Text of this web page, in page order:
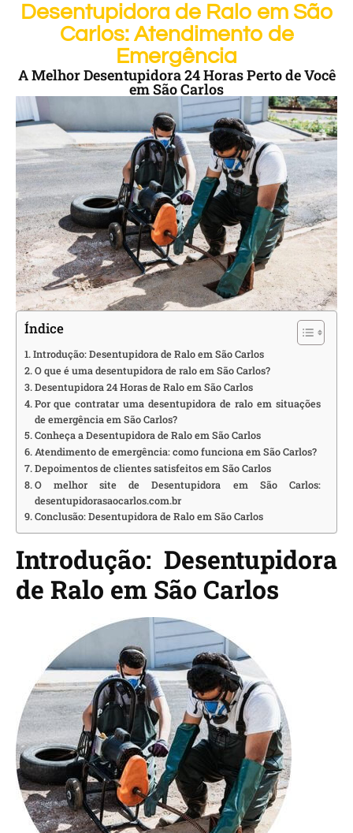
Desentupidora de Ralo em São
Carlos: Atendimento de
Emergência
A Melhor Desentupidora 24 Horas Perto de Você
em São Carlos
Índice
Introdução: Desentupidora de Ralo em São Carlos
O que é uma desentupidora de ralo em São Carlos?
Desentupidora 24 Horas de Ralo em São Carlos
Por que contratar uma desentupidora de ralo em situações
de emergência em São Carlos?
Conheça a Desentupidora de Ralo em São Carlos
Atendimento de emergência: como funciona em São Carlos?
Depoimentos de clientes satisfeitos em São Carlos
O melhor site de Desentupidora em São Carlos:
desentupidorasaocarlos.com.br
Conclusão: Desentupidora de Ralo em São Carlos
Introdução: Desentupidora
de Ralo em São Carlos